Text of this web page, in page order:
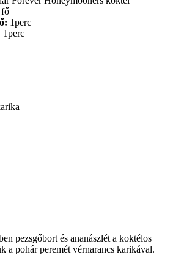
fő
1perc
1perc
pezsgőbort és ananászlét a koktélos
a pohár peremét vérnarancs karikával.